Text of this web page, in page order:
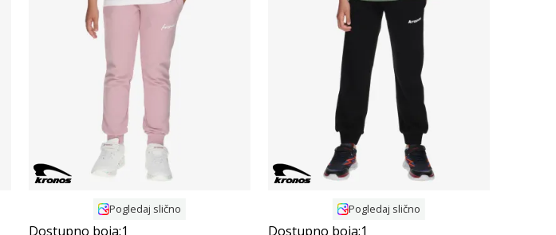
Uporedi
Pogledaj slično
Dostupno boja:1
Uporedi
Pogledaj slično
Dostupno boja:1